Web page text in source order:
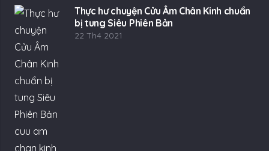
Thực hư chuyện Cửu Âm Chân Kinh chuẩn
bị tung Siêu Phiên Bản
22 Th4 2021